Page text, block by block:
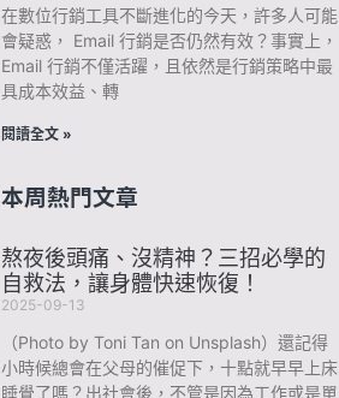
在數位行銷工具不斷進化的今天，許多人可能
會疑惑， Email 行銷是否仍然有效？事實上，
Email 行銷不僅活躍，且依然是行銷策略中最
具成本效益、轉
閱讀全文 »
本周熱門文章
熬夜後頭痛、沒精神？三招必學的
自救法，讓身體快速恢復！
2025-09-13
（Photo by Toni Tan on Unsplash）還記得
小時候總會在父母的催促下，十點就早早上床
睡覺了嗎？出社會後，不管是因為工作或是單